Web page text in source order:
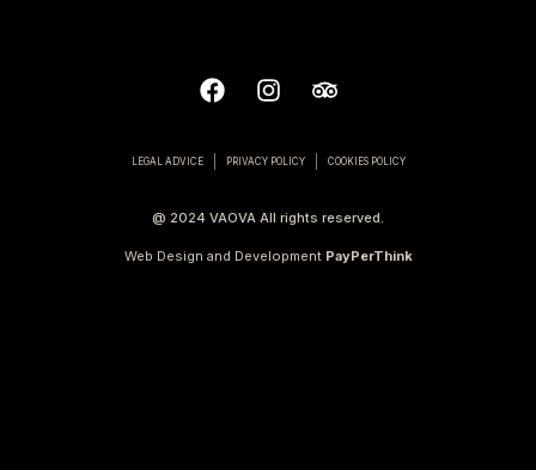
LEGAL ADVICE PRIVACY POLICY COOKIES POLICY
@ 2024 VAOVA All rights reserved.
Web Design and Development PayPerThink